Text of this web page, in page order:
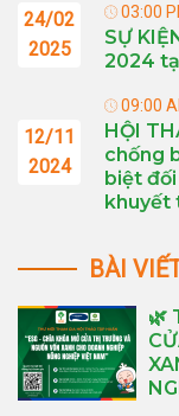
24/02
2025
03:00
SỰ
2024
12/11
2024
09:00
HỘI
chống
biệt
khuyết
BÀI
🌿